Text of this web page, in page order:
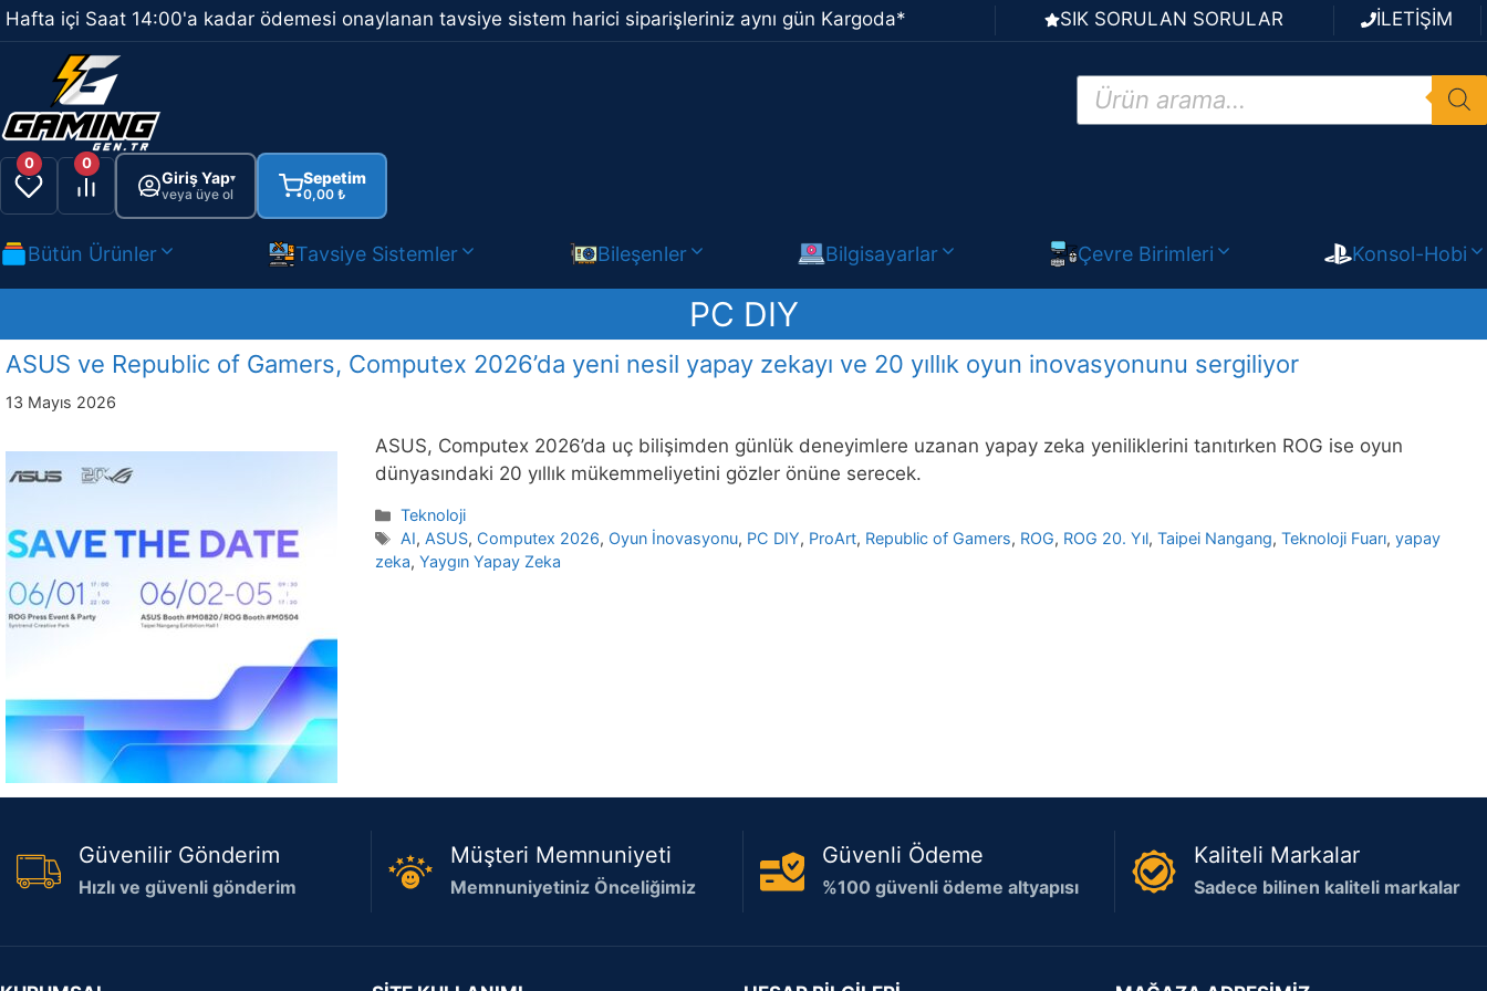
İçeriğe
atla
Hafta içi Saat 14:00'a kadar ödemesi onaylanan tavsiye sistem harici siparişleriniz aynı gün Kargoda* SIK SORULAN SORULAR İLETİŞİM
Products
search
0 0
Giriş Yap▾
veya üye ol
Sepetim
0,00 ₺
Bütün Ürünler Tavsiye Sistemler Bileşenler Bilgisayarlar Çevre Birimleri Konsol-Hobi
PC DIY
ASUS ve Republic of Gamers, Computex 2026’da yeni nesil yapay zekayı ve 20 yıllık oyun inovasyonunu sergiliyor
13 Mayıs 2026
ASUS, Computex 2026’da uç bilişimden günlük deneyimlere uzanan yapay zeka yeniliklerini tanıtırken ROG ise oyun
dünyasındaki 20 yıllık mükemmeliyetini gözler önüne serecek.
Kategoriler
Teknoloji
Etiketler
AI, ASUS, Computex 2026, Oyun İnovasyonu, PC DIY, ProArt, Republic of Gamers, ROG, ROG 20. Yıl,Taipei Nangang,Teknoloji Fuarı,yapay
zeka, Yaygın Yapay Zeka
Güvenilir Gönderim
Hızlı ve güvenli gönderim
Müşteri Memnuniyeti
Memnuniyetiniz Önceliğimiz
Güvenli Ödeme
%100 güvenli ödeme altyapısı
Kaliteli Markalar
Sadece bilinen kaliteli markalar